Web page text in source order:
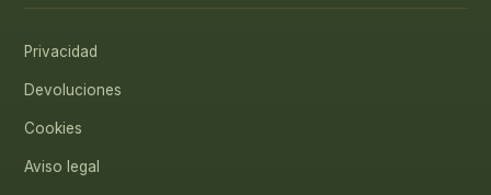
Privacidad
Devoluciones
Cookies
Aviso legal